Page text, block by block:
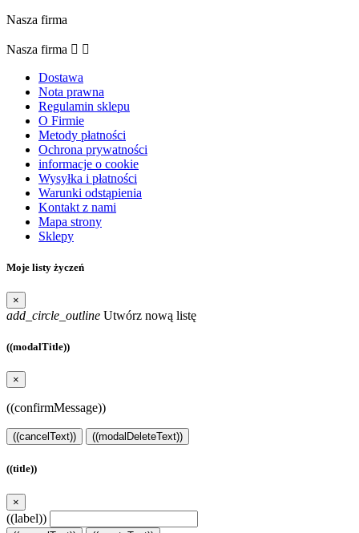
Nasza firma
Nasza firma  
Dostawa
Nota prawna
Regulamin sklepu
O Firmie
Metody płatności
Ochrona prywatności
informacje o cookie
Wysyłka i płatności
Warunki odstąpienia
Kontakt z nami
Mapa strony
Sklepy
Moje listy życzeń
×
add_circle_outline Utwórz nową listę
((modalTitle))
×
((confirmMessage))
((cancelText)) ((modalDeleteText))
((title))
×
((label))